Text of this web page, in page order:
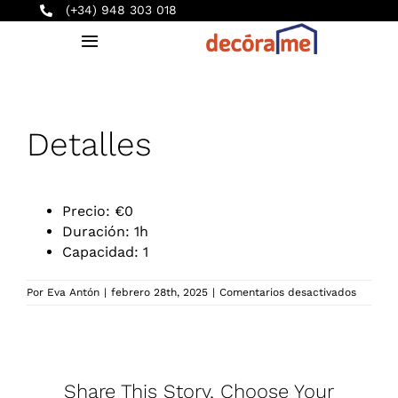
Saltar
(+34) 948 303 018
Toggle
Detalles
Precio: €0
Duración: 1h
Capacidad: 1
Por Eva Antón | febrero 28th, 2025 | Comentarios desactivadosen
Share This Story, Choose Your